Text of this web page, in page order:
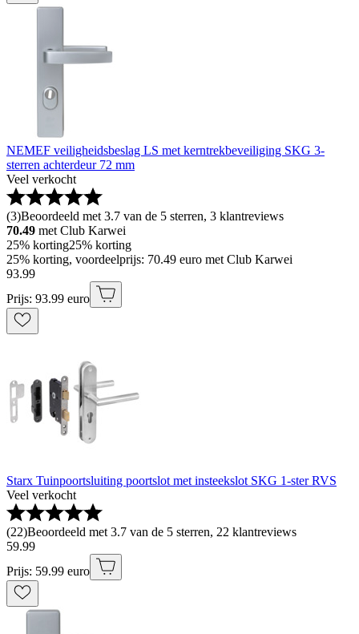
NEMEF veiligheidsbeslag LS met kerntrekbeveiliging SKG 3-
sterren achterdeur 72 mm
Veel verkocht
(3)Beoordeeld met 3.7 van de 5 sterren, 3 klantreviews
70.49 met Club Karwei
25% korting25% korting
25% korting, voordeelprijs: 70.49 euro met Club Karwei
93.99
Prijs: 93.99 euro
Starx Tuinpoortsluiting poortslot met insteekslot SKG 1-ster RVS
Veel verkocht
(22)Beoordeeld met 3.7 van de 5 sterren, 22 klantreviews
59.99
Prijs: 59.99 euro